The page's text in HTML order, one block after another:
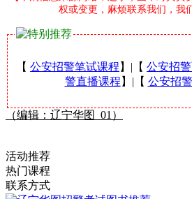
权或变更，麻烦联系我们，我
【 公安招警笔试课程 】|【 公安招
警直播课程 】|【 公安招
（编辑：辽宁华图_01）
活动推荐
热门课程
联系方式